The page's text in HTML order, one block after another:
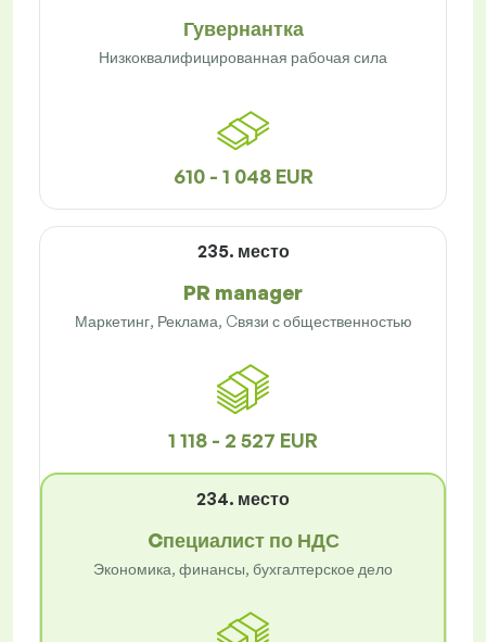
Гувернантка
Низкоквалифицированная рабочая сила
610 - 1 048 EUR
235. место
PR manager
Маркетинг, Реклама, Cвязи с общественностью
1 118 - 2 527 EUR
234. место
Cпециалист по НДС
Экономика, финансы, бухгалтерское дело